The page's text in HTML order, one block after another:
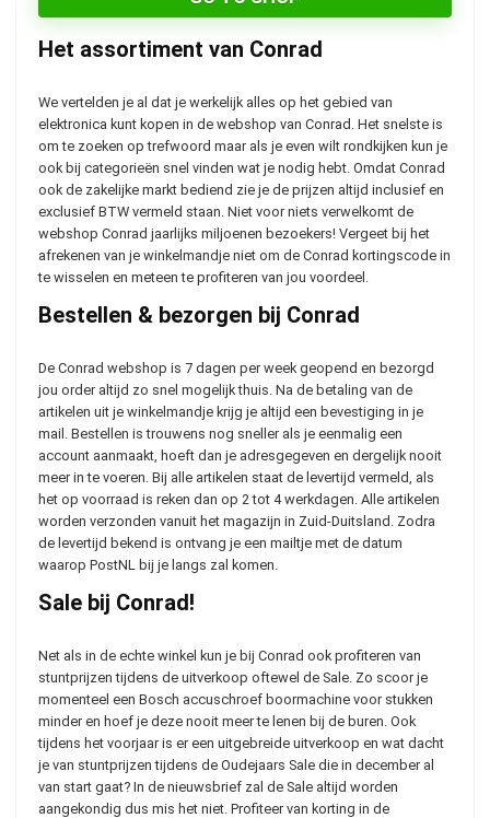
Het assortiment van Conrad
We vertelden je al dat je werkelijk alles op het gebied van
elektronica kunt kopen in de webshop van Conrad. Het snelste is
om te zoeken op trefwoord maar als je even wilt rondkijken kun je
ook bij categorieën snel vinden wat je nodig hebt. Omdat Conrad
ook de zakelijke markt bediend zie je de prijzen altijd inclusief en
exclusief BTW vermeld staan. Niet voor niets verwelkomt de
webshop Conrad jaarlijks miljoenen bezoekers! Vergeet bij het
afrekenen van je winkelmandje niet om de Conrad kortingscode in
te wisselen en meteen te profiteren van jou voordeel.
Bestellen & bezorgen bij Conrad
De Conrad webshop is 7 dagen per week geopend en bezorgd
jou order altijd zo snel mogelijk thuis. Na de betaling van de
artikelen uit je winkelmandje krijg je altijd een bevestiging in je
mail. Bestellen is trouwens nog sneller als je eenmalig een
account aanmaakt, hoeft dan je adresgegeven en dergelijk nooit
meer in te voeren. Bij alle artikelen staat de levertijd vermeld, als
het op voorraad is reken dan op 2 tot 4 werkdagen. Alle artikelen
worden verzonden vanuit het magazijn in Zuid-Duitsland. Zodra
de levertijd bekend is ontvang je een mailtje met de datum
waarop PostNL bij je langs zal komen.
Sale bij Conrad!
Net als in de echte winkel kun je bij Conrad ook profiteren van
stuntprijzen tijdens de uitverkoop oftewel de Sale. Zo scoor je
momenteel een Bosch accuschroef boormachine voor stukken
minder en hoef je deze nooit meer te lenen bij de buren. Ook
tijdens het voorjaar is er een uitgebreide uitverkoop en wat dacht
je van stuntprijzen tijdens de Oudejaars Sale die in december al
van start gaat? In de nieuwsbrief zal de Sale altijd worden
aangekondig dus mis het niet. Profiteer van korting in de